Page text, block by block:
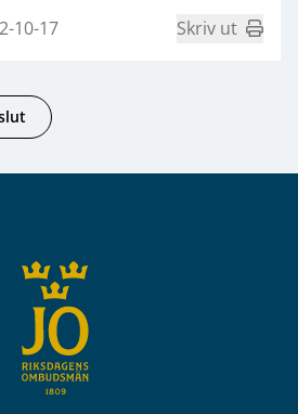
10-17 Skriv ut